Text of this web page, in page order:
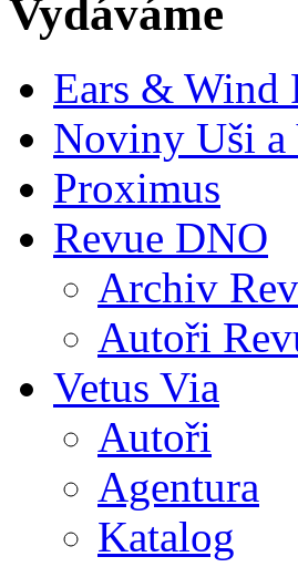
Vydáváme
Ears & Wind
Noviny Uši
Proximus
Revue DNO
Archiv
Autoři
Vetus Via
Autoři
Agentura
Katalog